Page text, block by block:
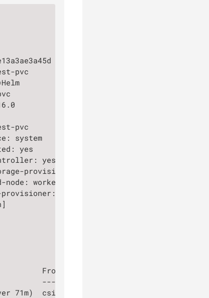
pvc
pvc
system
yes
yes
provisioner: linstor.csi.linbit.com
worker02.company.local
linstor.csi.linbit.com
From
----
71m)  csi-pv-monitor-controller-